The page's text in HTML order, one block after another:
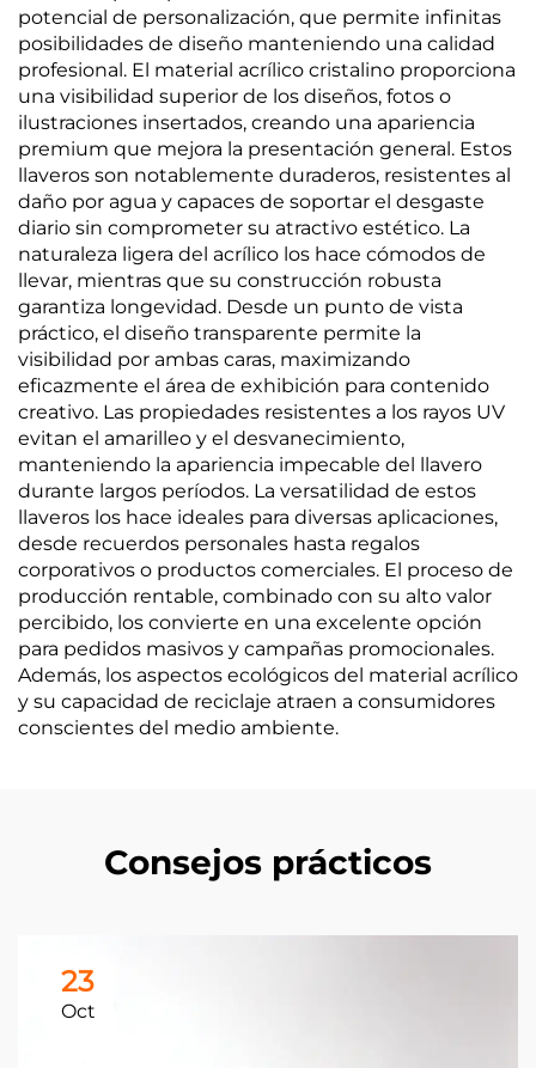
potencial de personalización, que permite infinitas
posibilidades de diseño manteniendo una calidad
profesional. El material acrílico cristalino proporciona
una visibilidad superior de los diseños, fotos o
ilustraciones insertados, creando una apariencia
premium que mejora la presentación general. Estos
llaveros son notablemente duraderos, resistentes al
daño por agua y capaces de soportar el desgaste
diario sin comprometer su atractivo estético. La
naturaleza ligera del acrílico los hace cómodos de
llevar, mientras que su construcción robusta
garantiza longevidad. Desde un punto de vista
práctico, el diseño transparente permite la
visibilidad por ambas caras, maximizando
eficazmente el área de exhibición para contenido
creativo. Las propiedades resistentes a los rayos UV
evitan el amarilleo y el desvanecimiento,
manteniendo la apariencia impecable del llavero
durante largos períodos. La versatilidad de estos
llaveros los hace ideales para diversas aplicaciones,
desde recuerdos personales hasta regalos
corporativos o productos comerciales. El proceso de
producción rentable, combinado con su alto valor
percibido, los convierte en una excelente opción
para pedidos masivos y campañas promocionales.
Además, los aspectos ecológicos del material acrílico
y su capacidad de reciclaje atraen a consumidores
conscientes del medio ambiente.
Consejos prácticos
23
Oct